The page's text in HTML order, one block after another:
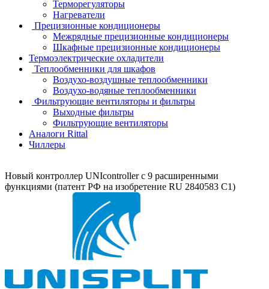
Терморегуляторы
Нагреватели
Прецизионные кондиционеры
Mежрядные прецизионные кондиционеры
Шкафные прецизионные кондиционеры
Термоэлектрические охладители
Теплообменники для шкафов
Воздухо-воздушные теплообменники
Воздухо-водяные теплообменники
Фильтрующие вентиляторы и фильтры
Выходные фильтры
Фильтрующие вентиляторы
Аналоги Rittal
Чиллеры
Новый контроллер UNIcontroller c 9 расширенными
функциями (патент РФ на изобретение RU 2840583 C1)